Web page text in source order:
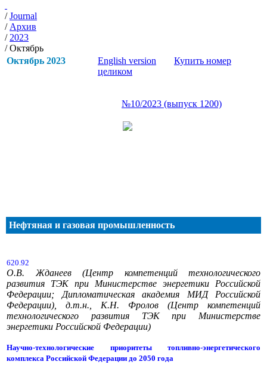
/Journal
/ Архив
/ 2023
/Октябрь
Октябрь 2023
English version
Купить номер
целиком
№10/2023 (выпуск 1200)
Нефтяная и газовая промышленность
620.92
О.В. Жданеев (Центр компетенций технологического
развития ТЭК при Министерстве энергетики Российской
Федерации; Дипломатическая академия МИД Российской
Федерации), д.т.н., К.Н. Фролов (Центр компетенций
технологического развития ТЭК при Министерстве
энергетики Российской Федерации)
Научно-технологические приоритеты топливно-энергетического
комплекса Российской Федерации до 2050 года